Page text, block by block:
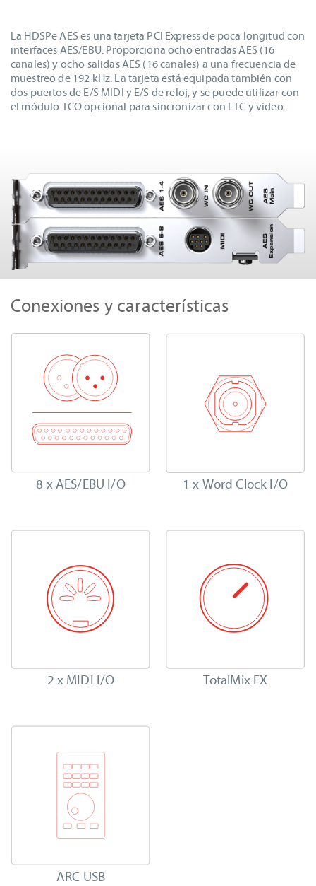
La HDSPe AES es una tarjeta PCI Express de poca longitud con
interfaces AES/EBU. Proporciona ocho entradas AES (16
canales) y ocho salidas AES (16 canales) a una frecuencia de
muestreo de 192 kHz. La tarjeta está equipada también con
dos puertos de E/S MIDI y E/S de reloj, y se puede utilizar con
el módulo TCO opcional para sincronizar con LTC y vídeo.
Conexiones y características
8 x AES/EBU I/O 1 x Word Clock I/O
2 x MIDI I/O TotalMix FX
ARC USB